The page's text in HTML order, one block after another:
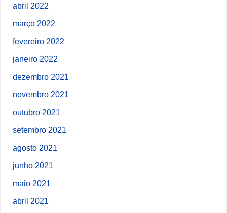
abril 2022
março 2022
fevereiro 2022
janeiro 2022
dezembro 2021
novembro 2021
outubro 2021
setembro 2021
agosto 2021
junho 2021
maio 2021
abril 2021